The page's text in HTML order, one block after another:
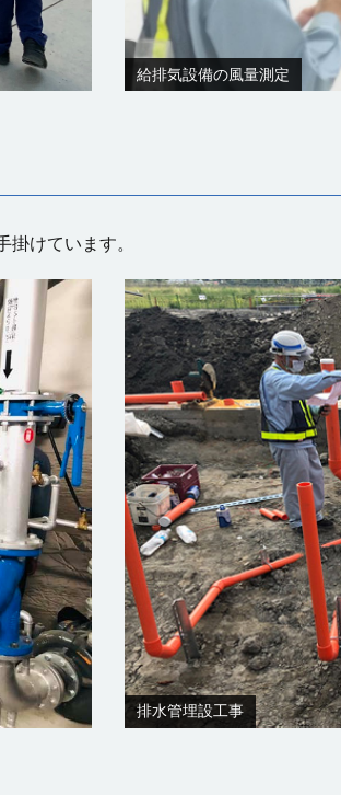
給排気設備の風量測定
けています。
排水管埋設工事